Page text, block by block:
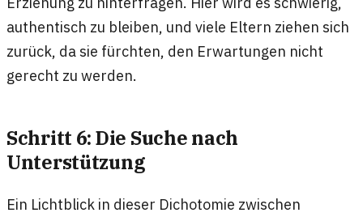
authentisch zu bleiben, und viele Eltern ziehen sich
zurück, da sie fürchten, den Erwartungen nicht
gerecht zu werden.
Schritt 6: Die Suche nach
Unterstützung
Ein Lichtblick in dieser Dichotomie zwischen